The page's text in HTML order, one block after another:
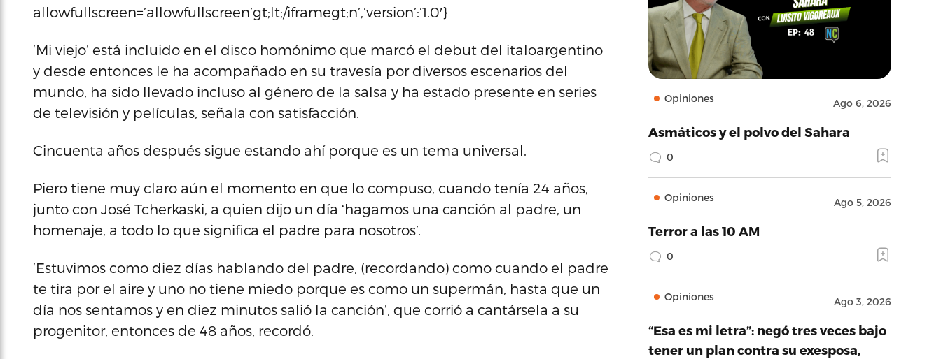
allowfullscreen=’allowfullscreen’gt;lt;/iframegt;n’,’version’:’1.0′}
‘Mi viejo’ está incluido en el disco homónimo que marcó el debut del italoargentino
y desde entonces le ha acompañado en su travesía por diversos escenarios del
mundo, ha sido llevado incluso al género de la salsa y ha estado presente en series
de televisión y películas, señala con satisfacción.
Cincuenta años después sigue estando ahí porque es un tema universal.
Piero tiene muy claro aún el momento en que lo compuso, cuando tenía 24 años,
junto con José Tcherkaski, a quien dijo un día ‘hagamos una canción al padre, un
homenaje, a todo lo que significa el padre para nosotros’.
‘Estuvimos como diez días hablando del padre, (recordando) como cuando el padre
te tira por el aire y uno no tiene miedo porque es como un supermán, hasta que un
día nos sentamos y en diez minutos salió la canción’, que corrió a cantársela a su
progenitor, entonces de 48 años, recordó.
Opiniones Ago 6, 2026
Asmáticos y el polvo del Sahara
0
Opiniones Ago 5, 2026
Terror a las 10 AM
0
Opiniones Ago 3, 2026
“Esa es mi letra”: negó tres veces bajo
tener un plan contra su exesposa,